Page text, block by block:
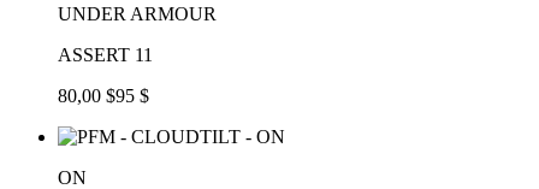
UNDER ARMOUR
ASSERT 11
80,00 $95 $
ON